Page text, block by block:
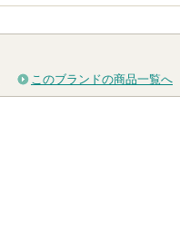
このブランドの商品一覧へ